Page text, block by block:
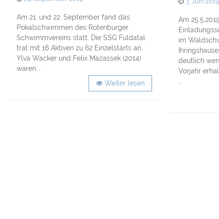
Am 21. und 22. September fand das
Pokalschwimmen des Rotenburger
Schwimmvereins statt. Die SSG Fuldatal
trat mit 16 Aktiven zu 62 Einzelstarts an.
Ylva Wacker und Felix Mazassek (2014)
waren …
Weiter lesen
Am
im
deutlich
Vorjahr